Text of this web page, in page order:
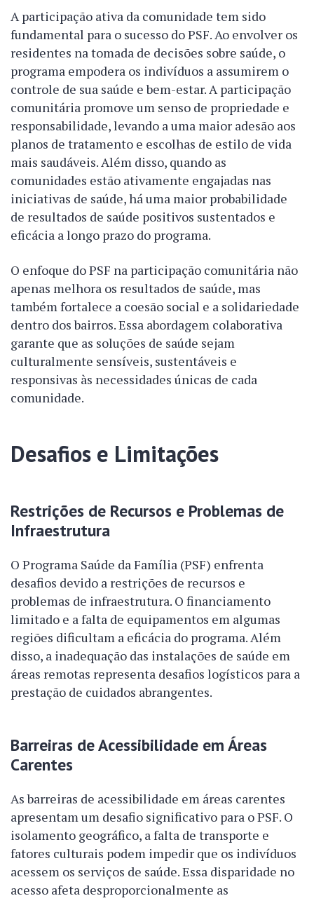
A participação ativa da comunidade tem sido
fundamental para o sucesso do PSF. Ao envolver os
residentes na tomada de decisões sobre saúde, o
programa empodera os indivíduos a assumirem o
controle de sua saúde e bem-estar. A participação
comunitária promove um senso de propriedade e
responsabilidade, levando a uma maior adesão aos
planos de tratamento e escolhas de estilo de vida
mais saudáveis. Além disso, quando as
comunidades estão ativamente engajadas nas
iniciativas de saúde, há uma maior probabilidade
de resultados de saúde positivos sustentados e
eficácia a longo prazo do programa.
O enfoque do PSF na participação comunitária não
apenas melhora os resultados de saúde, mas
também fortalece a coesão social e a solidariedade
dentro dos bairros. Essa abordagem colaborativa
garante que as soluções de saúde sejam
culturalmente sensíveis, sustentáveis e
responsivas às necessidades únicas de cada
comunidade.
Desafios e Limitações
Restrições de Recursos e Problemas de
Infraestrutura
O Programa Saúde da Família (PSF) enfrenta
desafios devido a restrições de recursos e
problemas de infraestrutura. O financiamento
limitado e a falta de equipamentos em algumas
regiões dificultam a eficácia do programa. Além
disso, a inadequação das instalações de saúde em
áreas remotas representa desafios logísticos para a
prestação de cuidados abrangentes.
Barreiras de Acessibilidade em Áreas
Carentes
As barreiras de acessibilidade em áreas carentes
apresentam um desafio significativo para o PSF. O
isolamento geográfico, a falta de transporte e
fatores culturais podem impedir que os indivíduos
acessem os serviços de saúde. Essa disparidade no
acesso afeta desproporcionalmente as